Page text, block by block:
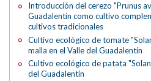
Introducción del cerezo "Prunus
Guadalentín como cultivo
cultivos tradicionales
Cultivo ecológico de tomate
malla en el Valle del Guadalentín
Cultivo ecológico de patata
del Guadalentín